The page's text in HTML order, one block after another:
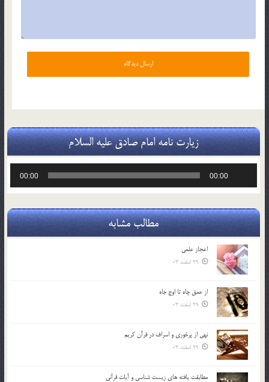
زیارت نامه امام صادق علیه السلام
00:00
00:00
مطالب مشابه
اعجاز علمی
29 اسفند 03
از عمق چاه تا اوج جاه
29 اسفند 03
نهي از پرخوري و اسراف در قرآن کريم
29 اسفند 03
مطابقت یافته های زیست شناسی و آیات قرآنی